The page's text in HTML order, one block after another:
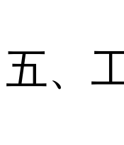
五、